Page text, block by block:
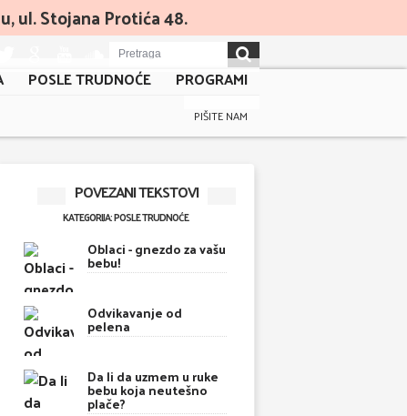
ul. Stojana Protića 48.
POSLE TRUDNOĆE PROGRAMI
PIŠITE NAM
POVEZANI TEKSTOVI
KATEGORIJA: POSLE TRUDNOĆE
Oblaci - gnezdo za vašu
bebu!
Odvikavanje od
pelena
Da li da uzmem u ruke
bebu koja neutešno
plače?